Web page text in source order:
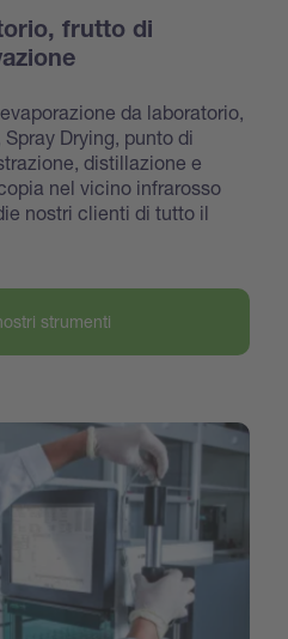
frutto di
da laboratorio,
Drying, punto di
distillazione e
nel vicino infrarosso
nostri clienti di tutto il
strumenti